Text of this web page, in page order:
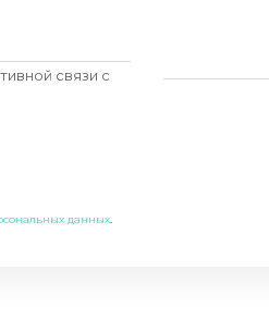
связи c
данных.